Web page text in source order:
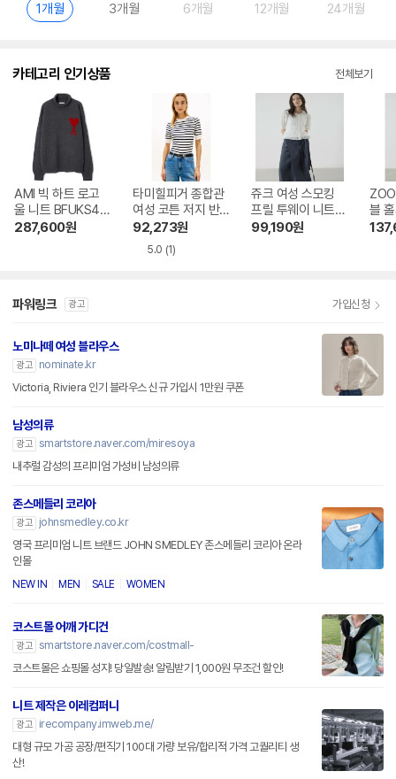
1개월 3개월 6개월 12개월 24개월
카테고리 인기상품 전체보기
AMI 빅 하트 로고
울 니트 BFUKS40
6 018
287,600원
타미힐피거 종합관
여성 코튼 저지 반
팔 스웨터 T22G1K
TO065WT2 04S
92,273원
5.0 (1)
쥬크 여성 스모킹
프릴 투웨이 니트탑
Z262KSK016
99,190원
블
파워링크 광고 가입신청
노미나떼 여성 블라우스
광고
nominate.kr
Victoria, Riviera 인기 블라우스 신규 가입시 1만원 쿠폰
남성의류
광고 smartstore.naver.com/miresoya
내추럴 감성의 프리미엄 가성비 남성의류
존스메들리 코리아
광고
johnsmedley.co.kr
영국 프리미엄 니트 브랜드 JOHN SMEDLEY 존스메들리 코리아 온라
인몰
NEW IN MEN SALE WOMEN
코스트몰 어깨 가디건
광고 smartstore.naver.com/costmall-
코스트몰은 쇼핑몰 성지! 당일발송! 알림받기 1,000원 무조건 할인!
니트 제작은 이레컴퍼니
광고
irecompany.imweb.me/
대형 규모 가공 공장/편직기 100대 가량 보유/합리적 가격 고퀄리티 생
산!